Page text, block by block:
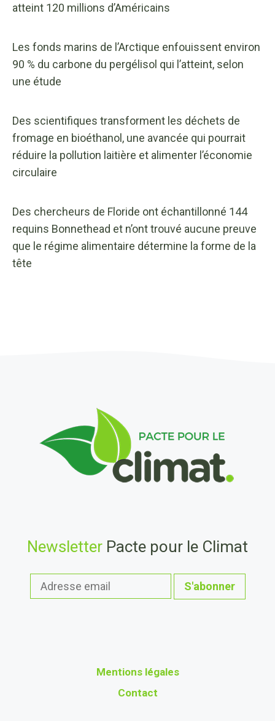
atteint 120 millions d’Américains
Les fonds marins de l’Arctique enfouissent environ
90 % du carbone du pergélisol qui l’atteint, selon
une étude
Des scientifiques transforment les déchets de
fromage en bioéthanol, une avancée qui pourrait
réduire la pollution laitière et alimenter l’économie
circulaire
Des chercheurs de Floride ont échantillonné 144
requins Bonnethead et n’ont trouvé aucune preuve
que le régime alimentaire détermine la forme de la
tête
Newsletter Pacte pour le Climat
Mentions légales
Contact